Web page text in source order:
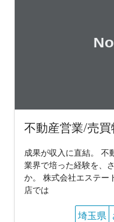
不動産営業/売
成果が収入に直結。 不
業界で培った経験を、
か。 株式会社エステー
店では
埼玉県